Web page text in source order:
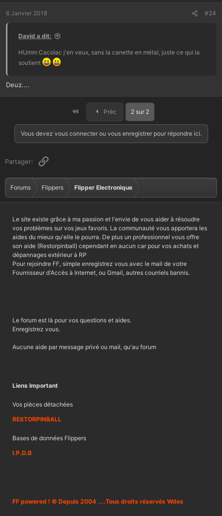
c
6 Janvier 2018 #24
David a dit:
HUmm Cacolac j'en veux, sans la canette en métal, juste ce qui la
soutient
Deuz....
Premier Préc 2 sur 2
Vous devez vous connecter ou vous enregistrer pour répondre ici.
Partager: Lien
Forums Flippers Flipper Electronique
Le site existe grâce à ma passion et l'envie de vous aider à résoudre
vos problèmes sur vos jeux favoris. La communauté vous apportera les
aides du mieux qu'elle le pourra. De plus un professionnel vous offre
son aide (Restorpinball) cependant en aucun car pour vos achats et
dépannages extérieur à RP
Pour rejoindre FF, simple enregistrez vous avec le mail de votre
Fournisseur d'Accès à Internet, ou Gmail, autres courriels bannis.
Le forum est là pour vos questions et aides.
Enregistrez vous.
Aucune aide par message privé ou mail, qu'au forum
Liens Important
Vos pièces détachées
RESTORPINBALL
Bases de données Flippers
I.P.D.B
FF powered ! © Depuis 2004 ....Tous droits réservés Wdes